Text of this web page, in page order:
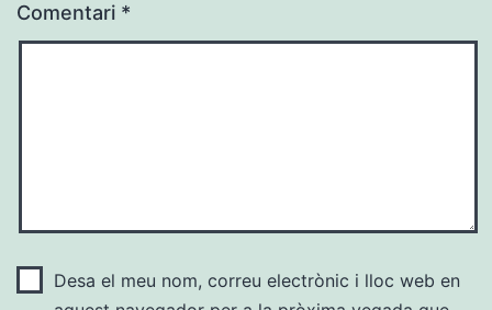
Comentari *
Desa el meu nom, correu electrònic i lloc web en